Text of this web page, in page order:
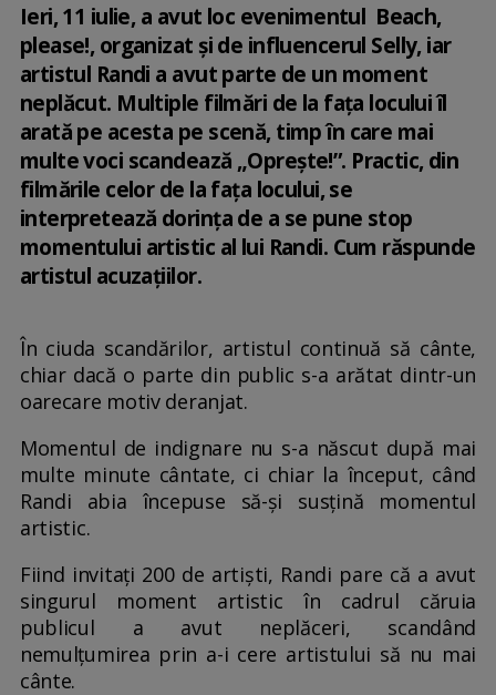
Ieri, 11 iulie, a avut loc evenimentul Beach,
please!, organizat și de influencerul Selly, iar
artistul Randi a avut parte de un moment
neplăcut. Multiple filmări de la fața locului îl
arată pe acesta pe scenă, timp în care mai
multe voci scandează „Oprește!”. Practic, din
filmările celor de la fața locului, se
interpretează dorința de a se pune stop
momentului artistic al lui Randi. Cum răspunde
artistul acuzațiilor.
În ciuda scandărilor, artistul continuă să cânte,
chiar dacă o parte din public s-a arătat dintr-un
oarecare motiv deranjat.
Momentul de indignare nu s-a născut după mai
multe minute cântate, ci chiar la început, când
Randi abia începuse să-și susțină momentul
artistic.
Fiind invitați 200 de artiști, Randi pare că a avut
singurul moment artistic în cadrul căruia
publicul a avut neplăceri, scandând
nemulțumirea prin a-i cere artistului să nu mai
cânte.